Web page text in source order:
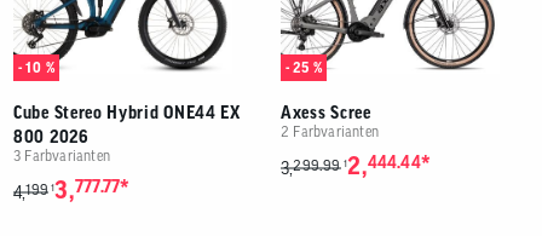
- 10 %
Cube Stereo Hybrid ONE44 EX
800 2026
3 Farbvarianten
4,199 13,777.77*
- 25 %
Axess Scree
2 Farbvarianten
3,299.99 12,444.44*